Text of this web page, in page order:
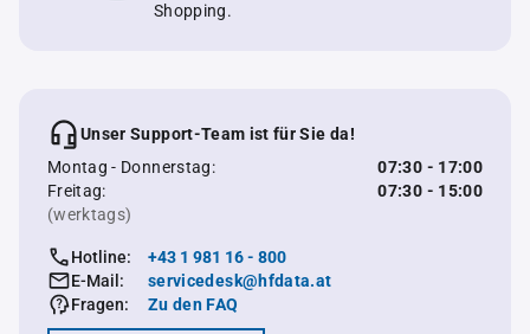
Shopping.
Unser Support-Team ist für Sie da!
Montag - Donnerstag:
07:30 - 17:00
Freitag:
07:30 - 15:00
(werktags)
Hotline:
+43 1 981 16 - 800
E-Mail:
servicedesk@hfdata.at
Fragen:
Zu den FAQ